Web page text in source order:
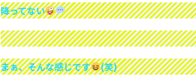
降ってない
まぁ、そんな感じです (笑)